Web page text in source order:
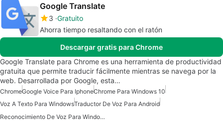
Google Translate
3 Gratuito
Ahorra tiempo resaltando con el ratón
Descargar gratis para Chrome
Google Translate para Chrome es una herramienta de productividad
gratuita que permite traducir fácilmente mientras se navega por la
web. Desarrollada por Google, esta…
ChromeGoogle Voice Para IphoneChrome Para Windows 10
Voz A Texto Para WindowsTraductor De Voz Para Android
Reconocimiento De Voz Para Windows 7